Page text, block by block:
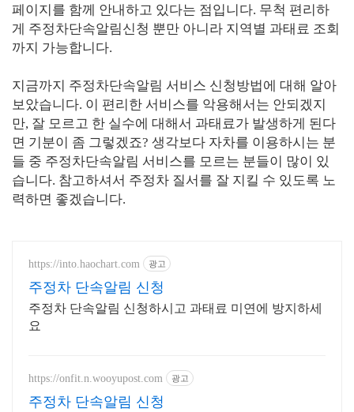
페이지를 함께 안내하고 있다는 점입니다. 무척 편리하
게 주정차단속알림신청 뿐만 아니라 지역별 과태료 조회
까지 가능합니다.
지금까지 주정차단속알림 서비스 신청방법에 대해 알아
보았습니다. 이 편리한 서비스를 악용해서는 안되겠지
만, 잘 모르고 한 실수에 대해서 과태료가 발생하게 된다
면 기분이 좀 그렇겠죠? 생각보다 자차를 이용하시는 분
들 중 주정차단속알림 서비스를 모르는 분들이 많이 있
습니다. 참고하셔서 주정차 질서를 잘 지킬 수 있도록 노
력하면 좋겠습니다.
https://into.haochart.com 광고
주정차 단속알림 신청
주정차 단속알림 신청하시고 과태료 미연에 방지하세
요
https://onfit.n.wooyupost.com 광고
주정차 단속알림 신청